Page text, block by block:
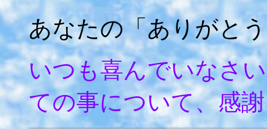
あなたの「ありがと
いつも喜んでいなさ
ての事について、感